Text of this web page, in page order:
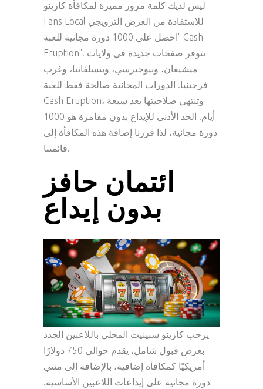
ليس لديك كلمة مرور مميزة لمكافأة كازينو
Fans Local للاستفادة من العرض الترويجي
"احصل على 1000 دورة مجانية للعبة Cash
Eruption"! تتوفر صفحات جديدة في ولايات
ميشيغان، ونيوجيرسي، وبنسلفانيا، وغرب
فرجينيا. الدورات المجانية صالحة فقط للعبة
Cash Eruption، وتنتهي صلاحيتها بعد سبعة
أيام. الحد الأدنى للإيداع بدون مقامرة هو 1000
دورة مجانية، لذا قررنا إضافة هذه المكافأة إلى
قائمتنا.
ائتمان حافز
بدون إيداع
يرحب كازينو سبينيت المحلي باللاعبين الجدد
بعرض قبول شامل، يقدم حوالي 750 دولارًا
أمريكيًا كمكافأة إضافية، بالإضافة إلى مئتي
دورة مجانية على إيداعات اللاعبين الأساسية.